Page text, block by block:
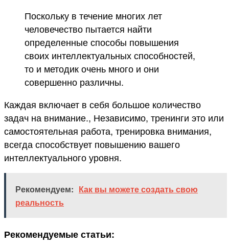
Поскольку в течение многих лет
человечество пытается найти
определенные способы повышения
своих интеллектуальных способностей,
то и методик очень много и они
совершенно различны.
Каждая включает в себя большое количество
задач на внимание., Независимо, тренинги это или
самостоятельная работа, тренировка внимания,
всегда способствует повышению вашего
интеллектуального уровня.
Рекомендуем: Как вы можете создать свою
реальность
Рекомендуемые статьи: